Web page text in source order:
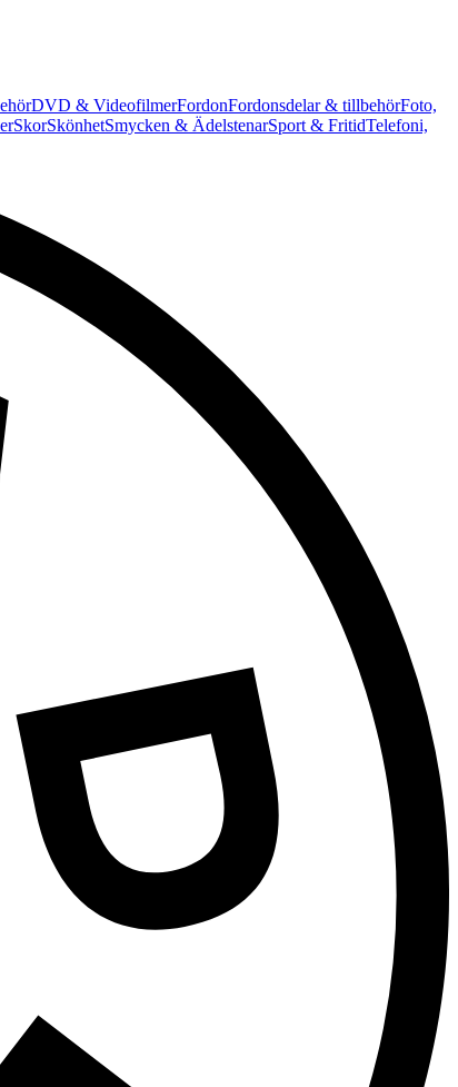
DVD & VideofilmerFordonFordonsdelar & tillbehörFoto,
SkorSkönhetSmycken & ÄdelstenarSport & FritidTelefoni,